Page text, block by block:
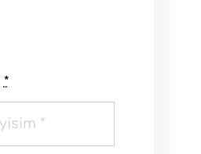
*